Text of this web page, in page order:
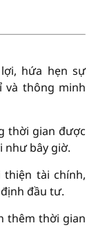
hứa hẹn sự
và thông minh
thời gian được
như bây giờ.
thiện tài chính,
đầu tư.
thêm thời gian